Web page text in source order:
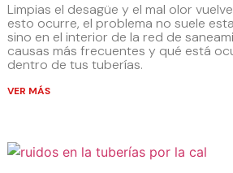
Limpias el desagüe y el mal olor
esto ocurre, el problema no suele
sino en el interior de la red de
causas más frecuentes y qué está
dentro de tus tuberías.
VER MÁS